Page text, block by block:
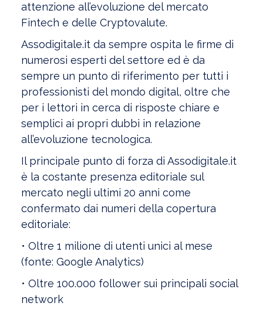
attenzione all’evoluzione del mercato
Fintech e delle Cryptovalute.
Assodigitale.it da sempre ospita le firme di
numerosi esperti del settore ed è da
sempre un punto di riferimento per tutti i
professionisti del mondo digital, oltre che
per i lettori in cerca di risposte chiare e
semplici ai propri dubbi in relazione
all’evoluzione tecnologica.
Il principale punto di forza di Assodigitale.it
è la costante presenza editoriale sul
mercato negli ultimi 20 anni come
confermato dai numeri della copertura
editoriale:
• Oltre 1 milione di utenti unici al mese
(fonte: Google Analytics)
• Oltre 100.000 follower sui principali social
network